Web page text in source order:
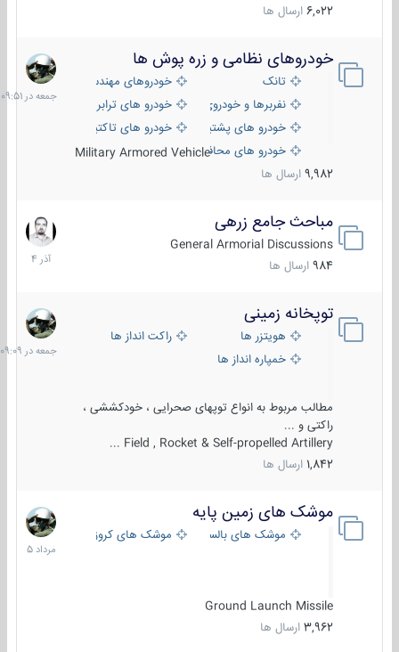
6,022 ارسال ها
خودروهای نظامی و زره پوش ها
تانک
خودروهای مهندسی
نفربرها و خودروی های رزمی پیاده نظام
خودرو های ترابری نظامی
خودرو های پشتیبانی آتش ، شناسایی و ضد تانک
خودرو های تاکتیکی نظامی
خودرو های محافظت شدهMilitary Armored Vehicle
9,982 ارسال ها
جمعه
در
09:51
مباحث جامع زرهی
General Armorial Discussions
984 ارسال ها
7
آذر
1404
توپخانه زمینی
هویتزر ها
راکت انداز ها
خمپاره انداز ها
مطالب مربوط به انواع توپهای صحرایی ، خودکششی ،
راکتی و ...
Field , Rocket & Self-propelled Artillery ...
1,842 ارسال ها
جمعه
در
09:09
موشک های زمین پایه
موشک های بالستیک موشک های کروز
Ground Launch Missile
3,962 ارسال ها
2
مرداد
1405